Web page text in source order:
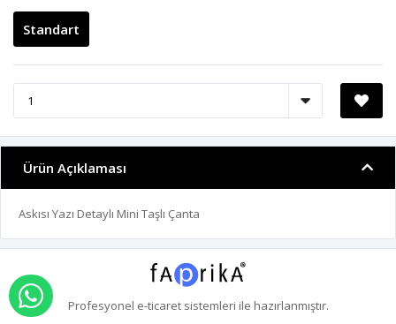
Standart
Ürün Açıklaması
Askısı Yazı Detaylı Mini Taşlı Çanta
Profesyonel e-ticaretsistemleri ile hazırlanmıştır.